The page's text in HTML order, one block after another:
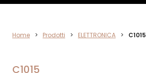
DATA
Home > Prodotti > ELETTRONICA > C1015
C1015